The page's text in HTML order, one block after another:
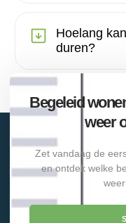
Hoelang
duren?
Begeleid
weer
Zet vandaag de
en ontdek welke